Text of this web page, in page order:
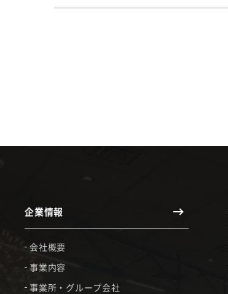
企業情報
会社概要
事業内容
事業所・グループ会社